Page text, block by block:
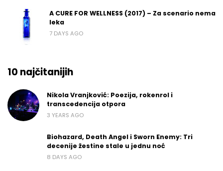
A CURE FOR WELLNESS (2017) – Za scenario nema
leka
7 DAYS AGO
10 najčitanijih
Nikola Vranjković: Poezija, rokenrol i
transcedencija otpora
3 YEARS AGO
Biohazard, Death Angel i Sworn Enemy: Tri
decenije žestine stale u jednu noć
8 DAYS AGO